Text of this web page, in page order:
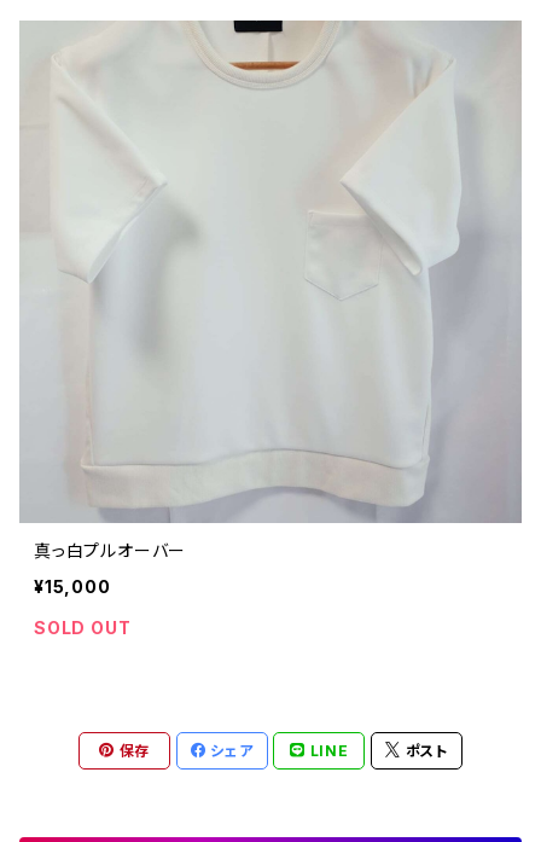
真っ白プルオーバー
¥15,000
SOLD OUT
保存 シェア LINE ポスト